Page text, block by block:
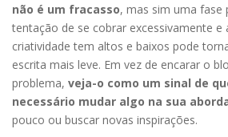
não é um fracasso, mas sim uma fase
tentação de se cobrar excessivamente e
criatividade tem altos e baixos pode
escrita mais leve. Em vez de encarar o
problema, veja-o como um sinal de
necessário mudar algo na sua
pouco ou buscar novas inspirações.